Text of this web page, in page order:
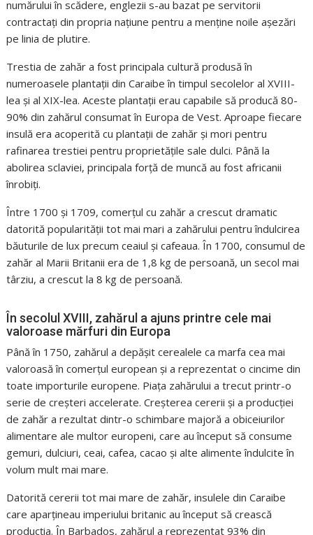
numărului în scădere, englezii s-au bazat pe servitorii
contractați din propria națiune pentru a menține noile așezări
pe linia de plutire.
Trestia de zahăr a fost principala cultură produsă în
numeroasele plantații din Caraibe în timpul secolelor al XVIII-
lea și al XIX-lea. Aceste plantații erau capabile să producă 80-
90% din zahărul consumat în Europa de Vest. Aproape fiecare
insulă era acoperită cu plantații de zahăr și mori pentru
rafinarea trestiei pentru proprietățile sale dulci. Până la
abolirea sclaviei, principala forță de muncă au fost africanii
înrobiți.
Între 1700 și 1709, comerțul cu zahăr a crescut dramatic
datorită popularității tot mai mari a zahărului pentru îndulcirea
băuturile de lux precum ceaiul și cafeaua. În 1700, consumul de
zahăr al Marii Britanii era de 1,8 kg de persoană, un secol mai
târziu, a crescut la 8 kg de persoană.
În secolul XVIII, zahărul a ajuns printre cele mai
valoroase mărfuri din Europa
Până în 1750, zahărul a depășit cerealele ca marfa cea mai
valoroasă în comerțul european și a reprezentat o cincime din
toate importurile europene. Piața zahărului a trecut printr-o
serie de creșteri accelerate. Creșterea cererii și a producției
de zahăr a rezultat dintr-o schimbare majoră a obiceiurilor
alimentare ale multor europeni, care au început să consume
gemuri, dulciuri, ceai, cafea, cacao și alte alimente îndulcite în
volum mult mai mare.
Datorită cererii tot mai mare de zahăr, insulele din Caraibe
care aparțineau imperiului britanic au început să crească
producția. În Barbados, zahărul a reprezentat 93% din